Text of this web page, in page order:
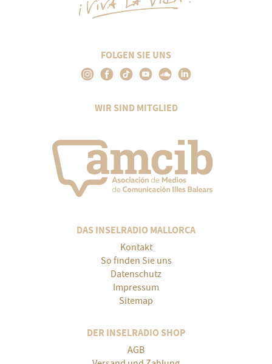
FOLGEN SIE UNS
WIR SIND MITGLIED
DAS INSELRADIO MALLORCA
Kontakt
So finden Sie uns
Datenschutz
Impressum
Sitemap
DER INSELRADIO SHOP
AGB